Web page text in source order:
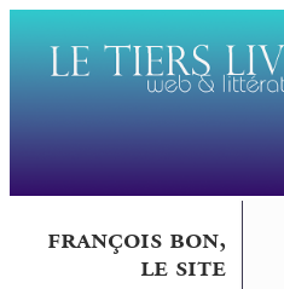
françois bon,
le site